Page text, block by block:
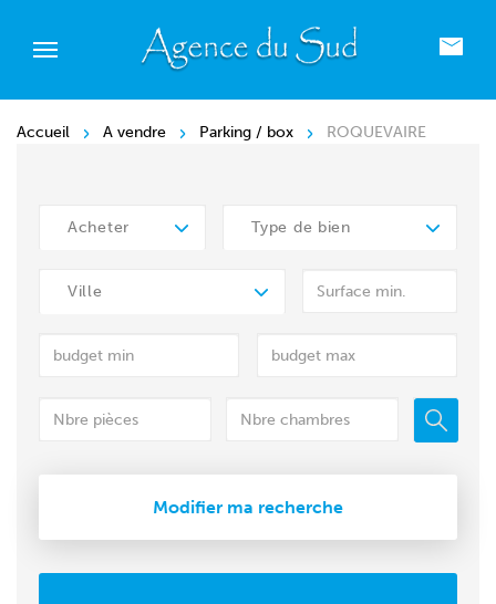
Accueil A vendre Parking / box ROQUEVAIRE
Acheter Type de bien
Ville
Modifier ma recherche